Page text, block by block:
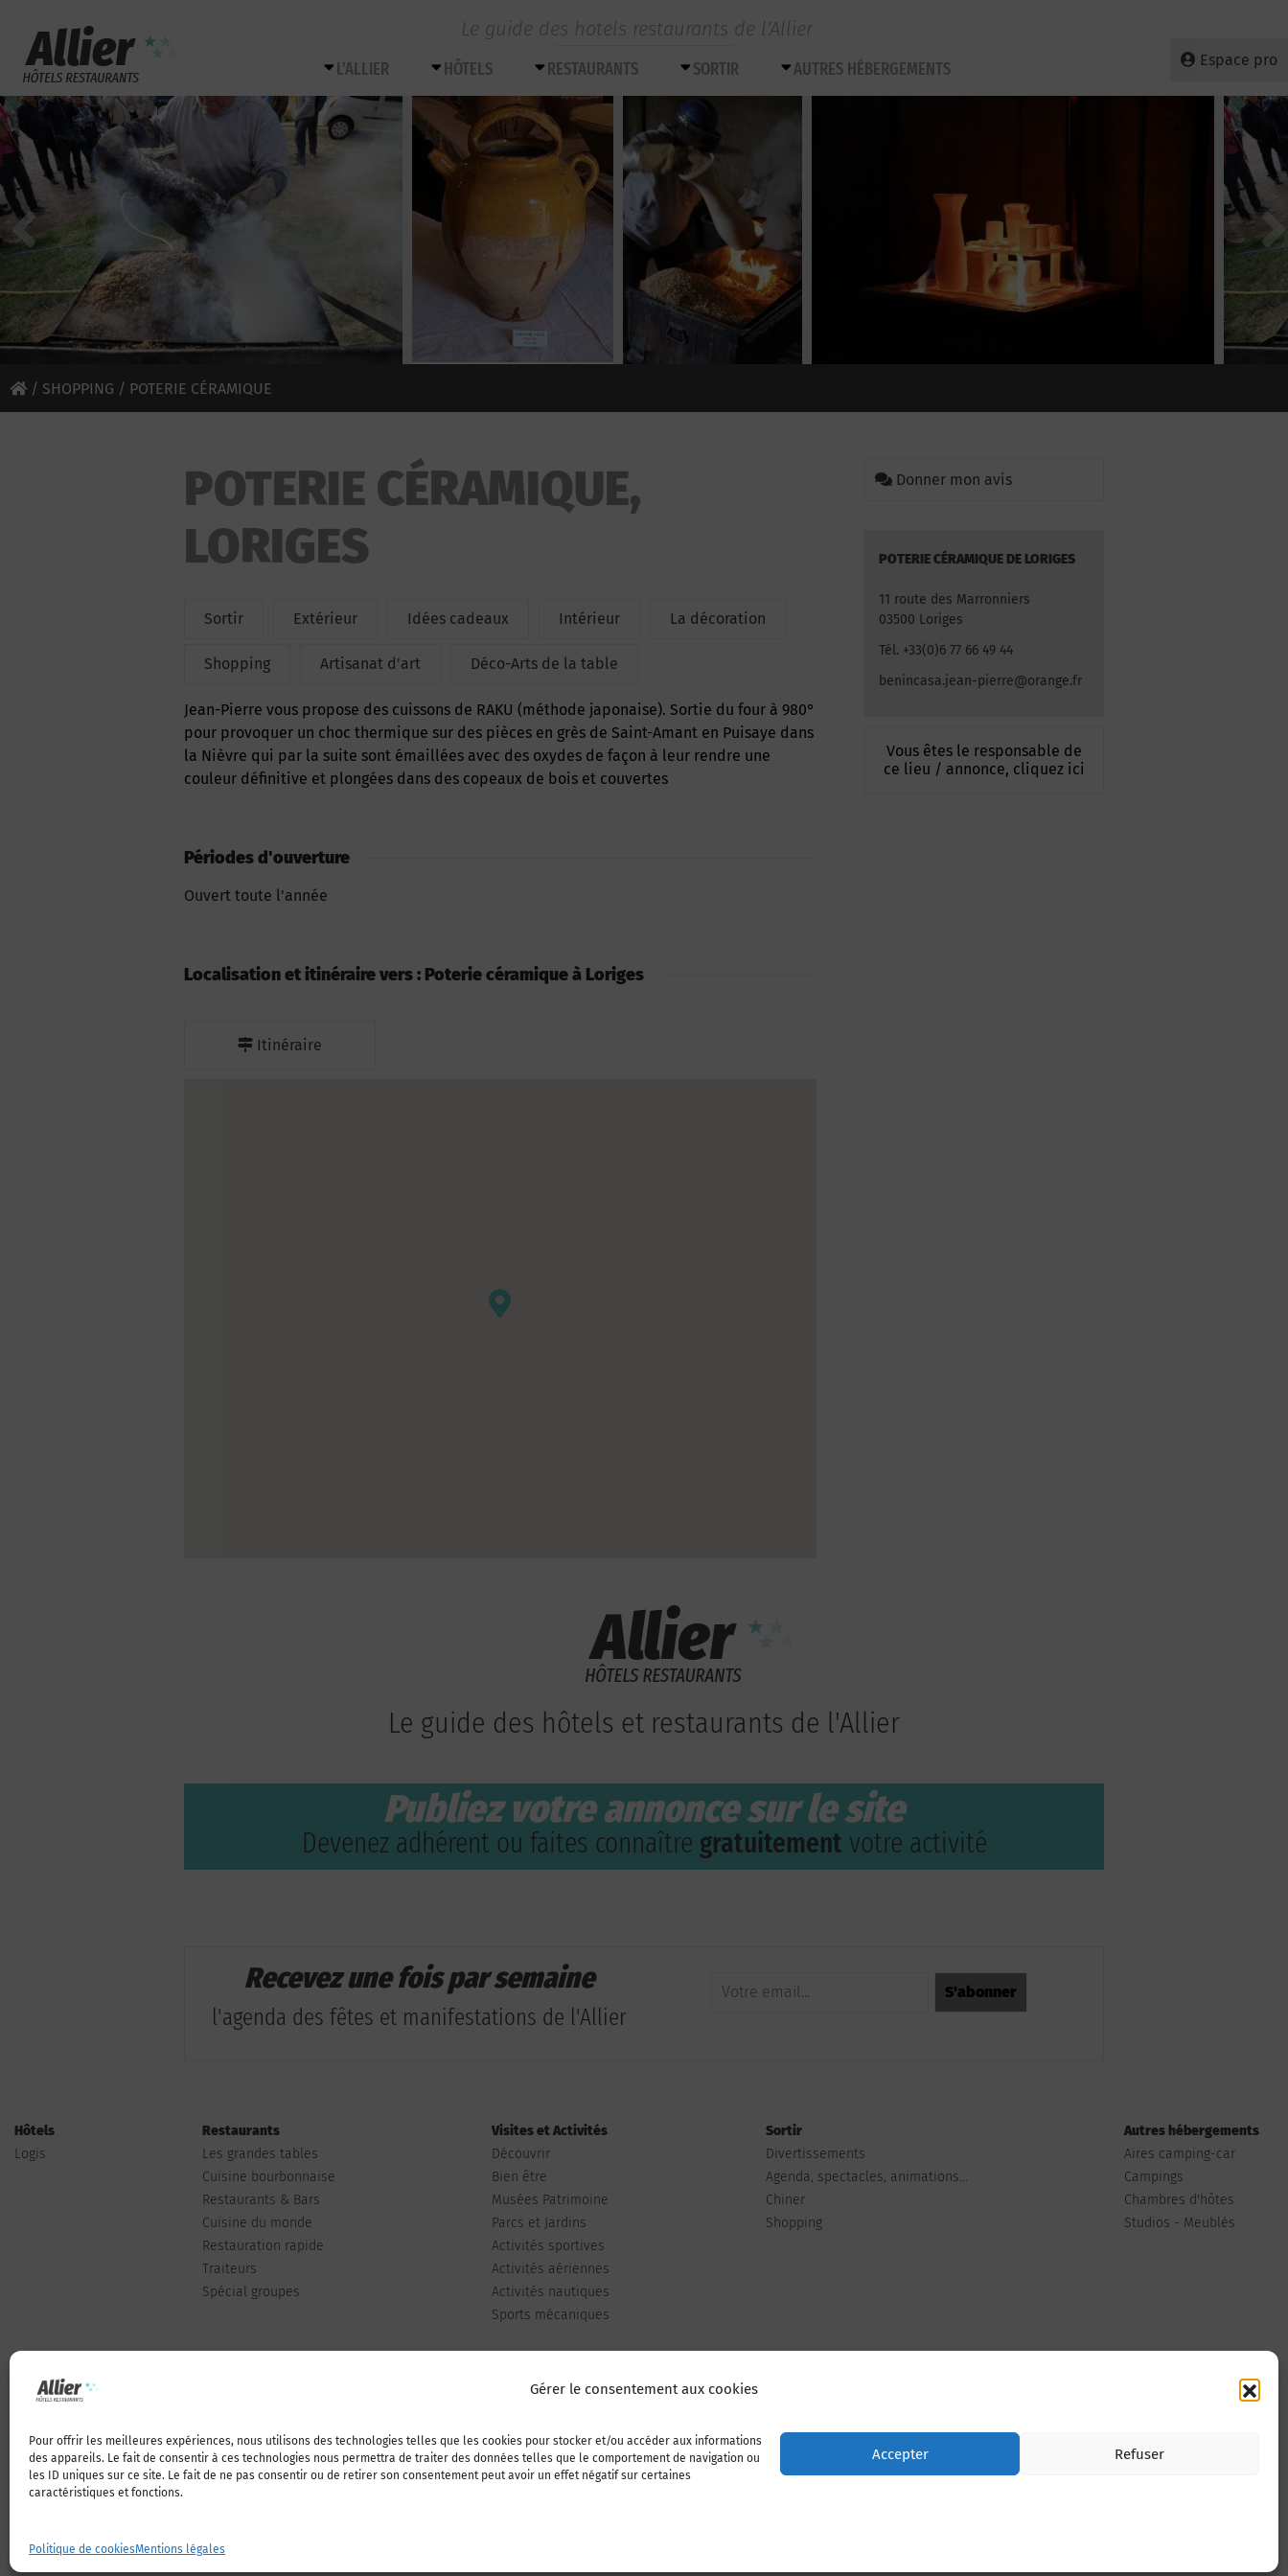
Gérer le consentement aux cookies
Pour offrir les meilleures expériences, nous utilisons des technologies telles que les cookies pour stocker et/ou accéder aux informations
des appareils. Le fait de consentir à ces technologies nous permettra de traiter des données telles que le comportement de navigation ou
les ID uniques sur ce site. Le fait de ne pas consentir ou de retirer son consentement peut avoir un effet négatif sur certaines
caractéristiques et fonctions.
Accepter Refuser
Politique de cookiesMentions légales
Le guide des hotels restaurants de l’Allier
Espace pro
L’ALLIER HÔTELS RESTAURANTS SORTIR AUTRES HÉBERGEMENTS
/ SHOPPING / POTERIE CÉRAMIQUE
POTERIE CÉRAMIQUE,
LORIGES
Sortir Extérieur Idées cadeaux Intérieur La décoration
Shopping Artisanat d'art Déco-Arts de la table
Jean-Pierre vous propose des cuissons de RAKU (méthode japonaise). Sortie du four à 980°
pour provoquer un choc thermique sur des pièces en grès de Saint-Amant en Puisaye dans
la Nièvre qui par la suite sont émaillées avec des oxydes de façon à leur rendre une
couleur définitive et plongées dans des copeaux de bois et couvertes
Donner mon avis
POTERIE CÉRAMIQUE DE LORIGES
11 route des Marronniers
03500 Loriges
Tél. +33(0)6 77 66 49 44
benincasa.jean-pierre@orange.fr
Vous êtes le responsable de
ce lieu / annonce, cliquez ici
Périodes d'ouverture
Ouvert toute l'année
Localisation et itinéraire vers : Poterie céramique à Loriges
Itinéraire
Le guide des hôtels et restaurants de l'Allier
Publiez votre annonce sur le site
Devenez adhérent ou faites connaître gratuitement votre activité
Recevez une fois par semaine
l'agenda des fêtes et manifestations de l'Allier
Hôtels
Logis
Restaurants
Les grandes tables
Cuisine bourbonnaise
Restaurants & Bars
Cuisine du monde
Restauration rapide
Traiteurs
Spécial groupes
Visites et Activités
Découvrir
Bien être
Musées Patrimoine
Parcs et Jardins
Activités sportives
Activités aériennes
Activités nautiques
Sports mécaniques
Sortir
Divertissements
Agenda, spectacles, animations...
Chiner
Shopping
Autres hébergements
Aires camping-car
Campings
Chambres d'hôtes
Studios - Meublés
Qui sommes-nous Publiez votre annonce Adhérer à l’association Nous contacter